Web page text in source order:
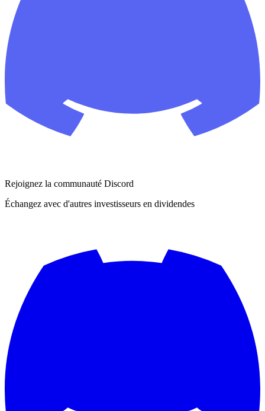
Rejoignez la communauté Discord
Échangez avec d'autres investisseurs en dividendes